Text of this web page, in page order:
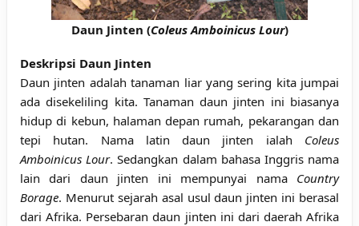
Daun Jinten (Coleus Amboinicus Lour)
Deskripsi Daun Jinten
Daun jinten adalah tanaman liar yang sering kita jumpai
ada disekeliling kita. Tanaman daun jinten ini biasanya
hidup di kebun, halaman depan rumah, pekarangan dan
tepi hutan. Nama latin daun jinten ialah Coleus
Amboinicus Lour. Sedangkan dalam bahasa Inggris nama
lain dari daun jinten ini mempunyai nama Country
Borage. Menurut sejarah asal usul daun jinten ini berasal
dari Afrika. Persebaran daun jinten ini dari daerah Afrika